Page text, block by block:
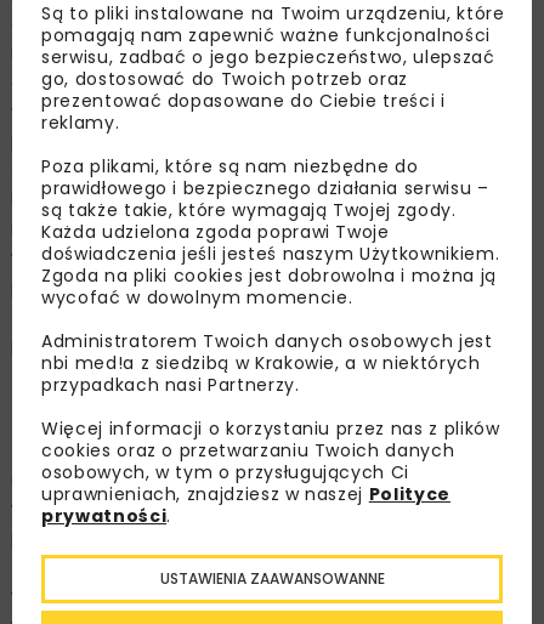
odnowę taboru oraz budowę i remont 16 km torowisk. W
Krakowie w tym roku ukończony zostanie kolejny
odcinek szybkiego tramwaju, a do 2020 r. planuje się
wydać w stolicy Małopolski na ten środek transportu
ponad 2 mld zł. Z kolei w Poznaniu trwają konsultacje
społeczne dotyczące wybudowania trasy tramwajowej z
Naramowic do centrum miasta. Według wyliczeń, koszt
inwestycji ma wynieść ok. 300 mln zł. Miasto nie
wyklucza także rozbudowy innych linii. Intensywne
prace, które są „ikoną” odrodzenia tramwajów w Polsce,
toczą się również w Olsztynie, gdzie pod koniec 2015 r.,
po 50-letniej przerwie, na ulice miasta znowu wyjadą
tramwaje.
Unia płaci, Unia wymaga.Tajemnica tkwi w
funduszach unijnych. Jeśli w latach 2007-2013 dzięki
nim na sieci tramwajowe i tabor wydano 5,3 mld zł i
wtedy już mówiono o renesansie tramwaju, to co
2014-2020 na rozwój infrastruktury transportowej? Unia
wymaga, żeby spora część tych pieniędzy została
Są to pliki instalowane na Twoim urządzeniu, które
pomagają nam zapewnić ważne funkcjonalności
serwisu, zadbać o jego bezpieczeństwo, ulepszać
go, dostosować do Twoich potrzeb oraz
prezentować dopasowane do Ciebie treści i
reklamy.
Poza plikami, które są nam niezbędne do
prawidłowego i bezpiecznego działania serwisu –
są także takie, które wymagają Twojej zgody.
Każda udzielona zgoda poprawi Twoje
doświadczenia jeśli jesteś naszym Użytkownikiem.
Zgoda na pliki cookies jest dobrowolna i można ją
wycofać w dowolnym momencie.
Administratorem Twoich danych osobowych jest
nbi med!a z siedzibą w Krakowie, a w niektórych
przypadkach nasi Partnerzy.
Więcej informacji o korzystaniu przez nas z plików
cookies oraz o przetwarzaniu Twoich danych
osobowych, w tym o przysługujących Ci
uprawnieniach, znajdziesz w naszej Polityce
prywatności.
USTAWIENIA ZAAWANSOWANNE